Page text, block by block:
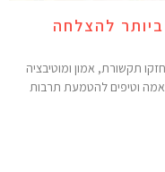
להצלחה
תקשורת, אמון ומוטיבציה
וטיפים להטמעת תרבות